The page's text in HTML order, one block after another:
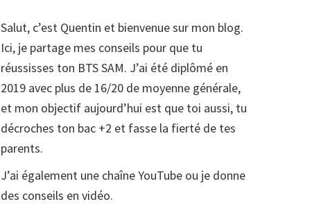
Salut, c’est Quentin et bienvenue sur mon blog.
Ici, je partage mes conseils pour que tu
réussisses ton BTS SAM. J’ai été diplômé en
2019 avec plus de 16/20 de moyenne générale,
et mon objectif aujourd’hui est que toi aussi, tu
décroches ton bac +2 et fasse la fierté de tes
parents.
J’ai également une chaîne YouTube ou je donne
des conseils en vidéo.